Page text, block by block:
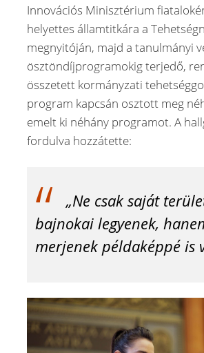
Innovációs Minisztérium
helyettes államtitkára a
megnyitóján, majd a tanulmányi
ösztöndíjprogramokig terjedő,
összetett kormányzati
program kapcsán osztott meg
emelt ki néhány programot. A
fordulva hozzátette:
„Ne csak saját
bajnokai legyenek,
merjenek példaképpé is